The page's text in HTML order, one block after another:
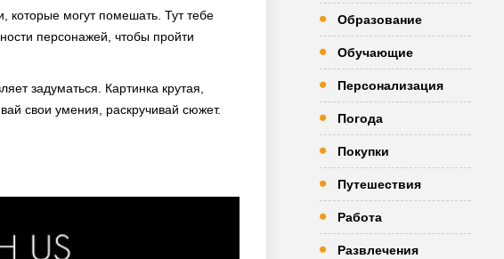
которые могут помешать. Тут тебе
персонажей, чтобы пройти
задуматься. Картинка крутая,
свои умения, раскручивай сюжет.
Образование
Обучающие
Персонализация
Погода
Покупки
Путешествия
Работа
Развлечения